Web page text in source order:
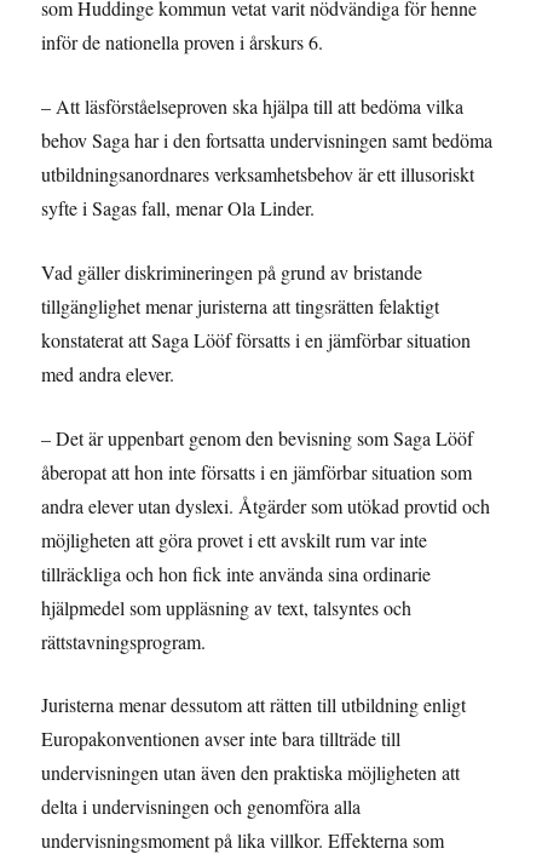
som Huddinge kommun vetat varit nödvändiga för henne
inför de nationella proven i årskurs 6.
– Att läsförståelseproven ska hjälpa till att bedöma vilka
behov Saga har i den fortsatta undervisningen samt bedöma
utbildningsanordnares verksamhetsbehov är ett illusoriskt
syfte i Sagas fall, menar Ola Linder.
Vad gäller diskrimineringen på grund av bristande
tillgänglighet menar juristerna att tingsrätten felaktigt
konstaterat att Saga Lööf försatts i en jämförbar situation
med andra elever.
– Det är uppenbart genom den bevisning som Saga Lööf
åberopat att hon inte försatts i en jämförbar situation som
andra elever utan dyslexi. Åtgärder som utökad provtid och
möjligheten att göra provet i ett avskilt rum var inte
tillräckliga och hon fick inte använda sina ordinarie
hjälpmedel som uppläsning av text, talsyntes och
rättstavningsprogram.
Juristerna menar dessutom att rätten till utbildning enligt
Europakonventionen avser inte bara tillträde till
undervisningen utan även den praktiska möjligheten att
delta i undervisningen och genomföra alla
undervisningsmoment på lika villkor. Effekterna som